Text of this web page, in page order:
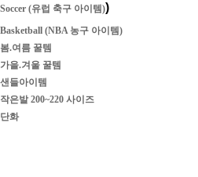
Soccer (유럽 축구 아이템))
Basketball (NBA 농구 아이템)
봄.여름 꿀템
가을.겨울 꿀템
샌들아이템
작은발 200~220 사이즈
단화